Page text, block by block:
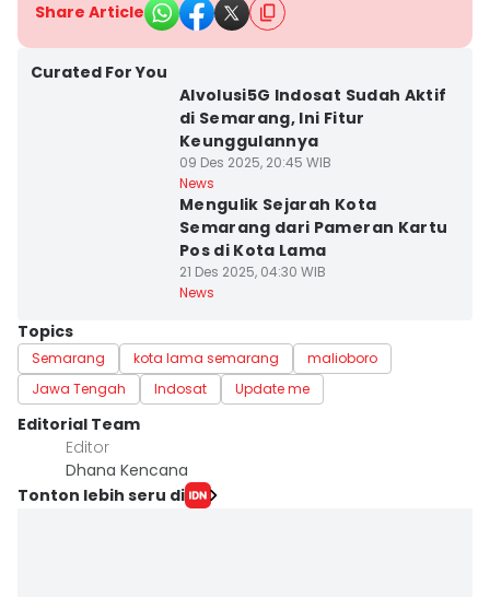
Share Article
Curated For You
AIvolusi5G Indosat Sudah Aktif
di Semarang, Ini Fitur
Keunggulannya
09 Des 2025, 20:45 WIB
News
Mengulik Sejarah Kota
Semarang dari Pameran Kartu
Pos di Kota Lama
21 Des 2025, 04:30 WIB
News
Topics
Semarang kota lama semarang
malioboro
Jawa Tengah
Indosat Update me
Editorial Team
Editor
Dhana Kencana
Tonton lebih seru di